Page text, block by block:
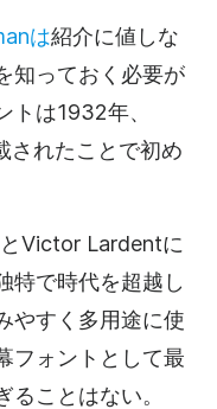
は紹介に値しな
知っておく必要が
トは1932年、
れたことで初め
Victor Lardentに
特で時代を超越し
やすく多用途に使
フォントとして最
ことはない。